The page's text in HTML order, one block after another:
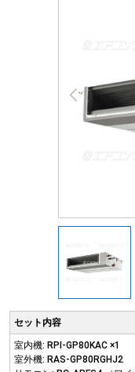
セット内容
室内機: RPI-GP80KAC ×1
室外機: RAS-GP80RGHJ2